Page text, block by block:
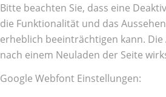
Bitte beachten Sie, dass eine
die Funktionalität und das
erheblich beeinträchtigen kann.
nach einem Neuladen der Seite
Google Webfont Einstellungen: